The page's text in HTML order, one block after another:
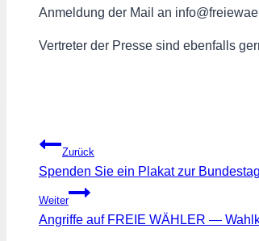
Anmeldung der Mail an
Vertreter der Presse sind ebenfalls
Beitragsnavigation
Zurück
Spenden Sie ein Plakat zur
Weiter
Angriffe auf FREIE WÄHLER —